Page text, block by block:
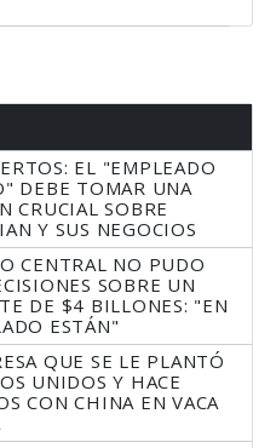
EL "EMPLEADO
DEBE TOMAR UNA
CRUCIAL SOBRE
Y SUS NEGOCIOS
CENTRAL NO PUDO
SOBRE UN
DE $4 BILLONES: "EN
ESTÁN"
QUE SE LE PLANTÓ
UNIDOS Y HACE
CON CHINA EN VACA